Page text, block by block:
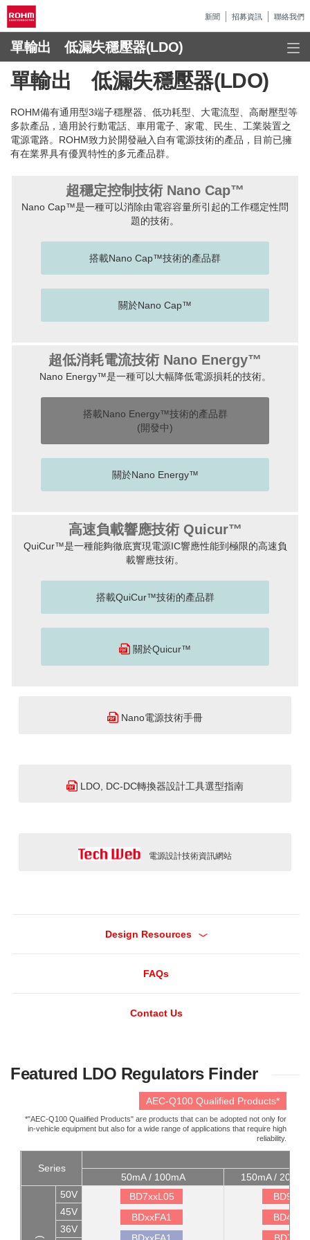
新聞 招募資訊 聯絡我們
單輸出 低漏失穩壓器(LDO)
單輸出 低漏失穩壓器(LDO)
ROHM備有通用型3端子穩壓器、低功耗型、大電流型、高耐壓型等
多款產品，適用於行動電話、車用電子、家電、民生、工業裝置之
電源電路。ROHM致力於開發融入自有電源技術的產品，目前已擁
有在業界具有優異特性的多元產品群。
超穩定控制技術 Nano Cap™
Nano Cap™是一種可以消除由電容容量所引起的工作穩定性問
題的技術。
搭載Nano Cap™技術的產品群
關於Nano Cap™
超低消耗電流技術 Nano Energy™
Nano Energy™是一種可以大幅降低電源損耗的技術。
搭載Nano Energy™技術的產品群
(開發中)
關於Nano Energy™
高速負載響應技術 Quicur™
QuiCur™是一種能夠徹底實現電源IC響應性能到極限的高速負
載響應技術。
搭載QuiCur™技術的產品群
關於Quicur™
Nano電源技術手冊
LDO, DC-DC轉換器設計工具選型指南
電源設計技術資訊網站
Design Resources
FAQs
Contact Us
Featured LDO Regulators Finder
AEC-Q100 Qualified Products*
*"AEC-Q100 Qualified Products" are products that can be adopted not only for
in-vehicle equipment but also for a wide range of applications that require high
reliability.
Series
50mA / 100mA
150mA /
50V
BD7xxL05
BDxxFA1
45V
36V